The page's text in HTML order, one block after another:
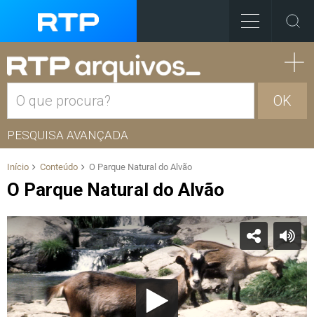
OK
PESQUISA AVANÇADA
Início Conteúdo O Parque Natural do Alvão
O Parque Natural do Alvão